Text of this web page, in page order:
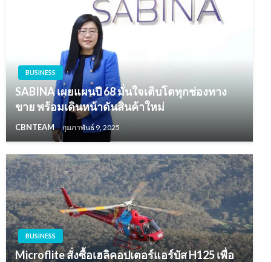
BUSINESS
SABINA เผยแผนปี 68 มั่นใจเติบโตทุกช่องทาง
ขาย พร้อมเดินหน้าดันสินค้าใหม่
CBNTEAM กุมภาพันธ์ 9, 2025
BUSINESS
Microflite สั่งซื้อเฮลิคอปเตอร์แอร์บัส H125 เพื่อ